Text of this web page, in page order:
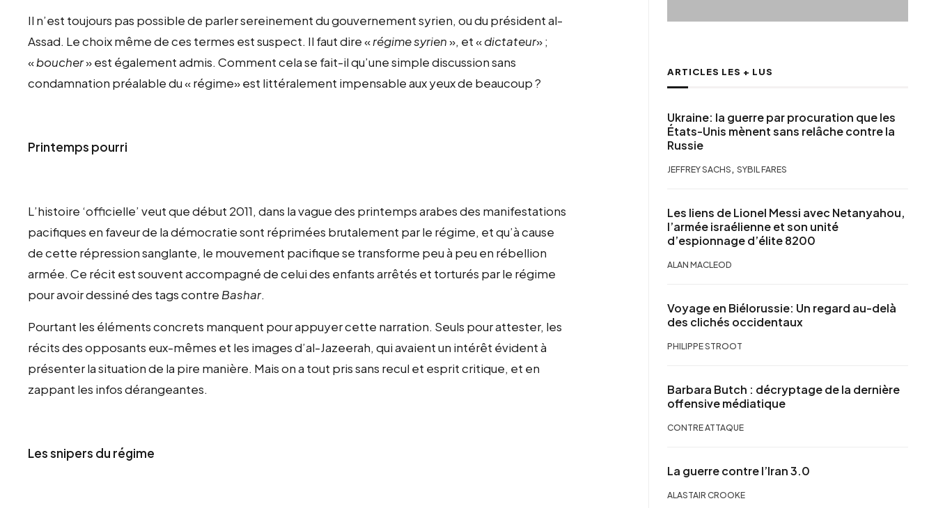
Il n’est toujours pas possible de parler sereinement du gouvernement syrien, ou du président al-
Assad. Le choix même de ces termes est suspect. Il faut dire «régime syrien», et «dictateur» ;
«boucher» est également admis. Comment cela se fait-il qu’une simple discussion sans
condamnation préalable du « régime» est littéralement impensable aux yeux de beaucoup ?
Printemps pourri
L’histoire ‘officielle’ veut que début 2011, dans la vague des printemps arabes des manifestations
pacifiques en faveur de la démocratie sont réprimées brutalement par le régime, et qu’à cause
de cette répression sanglante, le mouvement pacifique se transforme peu à peu en rébellion
armée. Ce récit est souvent accompagné de celui des enfants arrêtés et torturés par le régime
pour avoir dessiné des tags contre Bashar.
Pourtant les éléments concrets manquent pour appuyer cette narration. Seuls pour attester, les
récits des opposants eux-mêmes et les images d’al-Jazeerah, qui avaient un intérêt évident à
présenter la situation de la pire manière. Mais on a tout pris sans recul et esprit critique, et en
zappant les infos dérangeantes.
Les snipers du régime
ARTICLES LES + LUS
Ukraine: la guerre par procuration que les
États-Unis mènent sans relâche contre la
Russie
JEFFREY SACHS , SYBIL FARES
Les liens de Lionel Messi avec Netanyahou,
l’armée israélienne et son unité
d’espionnage d’élite 8200
ALAN MACLEOD
Voyage en Biélorussie: Un regard au-delà
des clichés occidentaux
PHILIPPE STROOT
Barbara Butch : décryptage de la dernière
offensive médiatique
CONTRE ATTAQUE
La guerre contre l’Iran 3.0
ALASTAIR CROOKE